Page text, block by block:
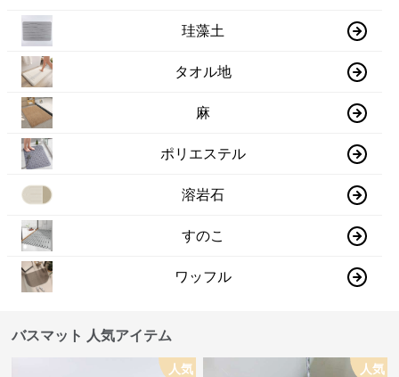
珪藻土
タオル地
麻
ポリエステル
溶岩石
すのこ
ワッフル
バスマット 人気アイテム
人気 人気